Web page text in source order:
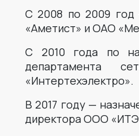
С 2008 по 2009
«Аметист» и ОАО
С 2010 года по
департамента
«Интертехэлектро».
В 2017 году —
директора ООО